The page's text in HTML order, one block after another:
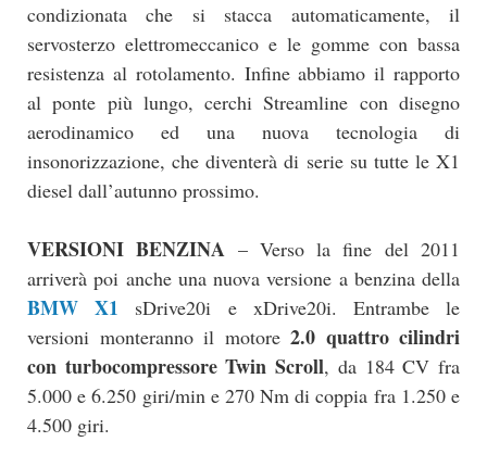
condizionata che si stacca automaticamente, il
servosterzo elettromeccanico e le gomme con bassa
resistenza al rotolamento. Infine abbiamo il rapporto
al ponte più lungo, cerchi Streamline con disegno
aerodinamico ed una nuova tecnologia di
insonorizzazione, che diventerà di serie su tutte le X1
diesel dall’autunno prossimo.
VERSIONI BENZINA – Verso la fine del 2011
arriverà poi anche una nuova versione a benzina della
BMW X1 sDrive20i e xDrive20i. Entrambe le
versioni monteranno il motore 2.0 quattro cilindri
con turbocompressore Twin Scroll, da 184 CV fra
5.000 e 6.250 giri/min e 270 Nm di coppia fra 1.250 e
4.500 giri.